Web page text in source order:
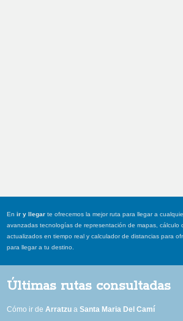
Enir y llegar te ofrecemos la mejor ruta para llegar a
avanzadas tecnologías de representación de mapas, cálculo
actualizados en tiempo real y calculador de distancias para
para llegar a tu destino.
Últimas rutas consultadas
Cómo ir deArratzu aSanta Maria Del Camí